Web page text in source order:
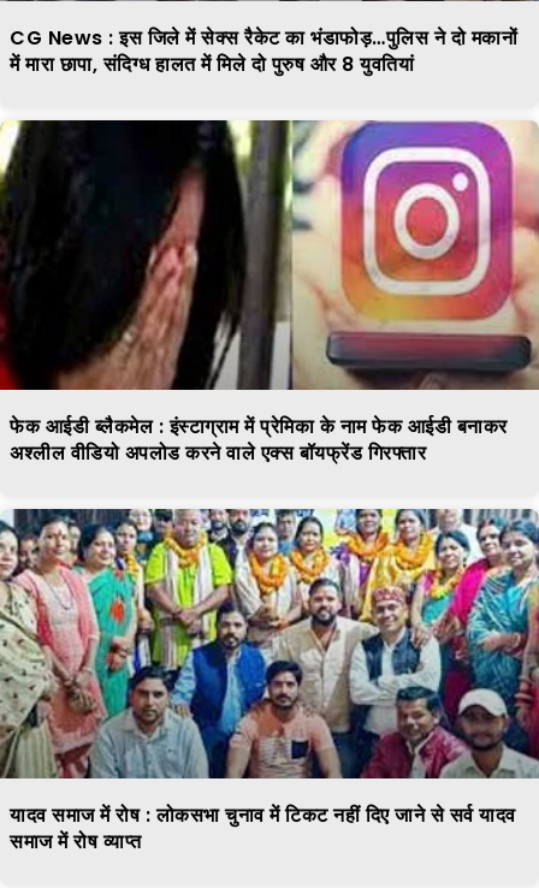
CG News : इस जिले में सेक्स रैकेट का भंडाफोड़…पुलिस ने दो मकानों
में मारा छापा, संदिग्ध हालत में मिले दो पुरुष और 8 युवतियां
फेक आईडी ब्लैकमेल : इंस्टाग्राम में प्रेमिका के नाम फेक आईडी बनाकर
अश्लील वीडियो अपलोड करने वाले एक्स बॉयफ्रेंड गिरफ्तार
यादव समाज में रोष : लोकसभा चुनाव में टिकट नहीं दिए जाने से सर्व यादव
समाज में रोष व्याप्त